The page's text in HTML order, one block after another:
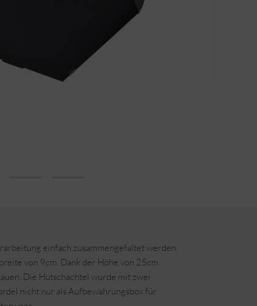
einfach zusammengefaltet werden.
von 9cm. Dank der Höhe von 25cm
Die Hutschachtel wurde mit zwei
nicht nur als Aufbewahrungsbox für